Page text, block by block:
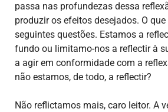
passa nas profundezas dessa
produzir os efeitos desejados. O
seguintes questões. Estamos a
fundo ou limitamo-nos a reflectir à
a agir em conformidade com a
não estamos, de todo, a reflectir?
Não reflictamos mais, caro leitor. A